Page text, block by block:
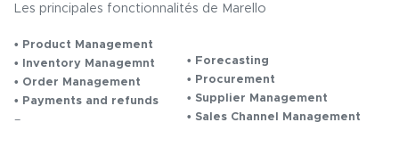
Les principales fonctionnalités de Marello
• Product Management
• Inventory Managemnt
• Order Management
• Payments and refunds
–
• Forecasting
• Procurement
• Supplier Management
• Sales Channel Management